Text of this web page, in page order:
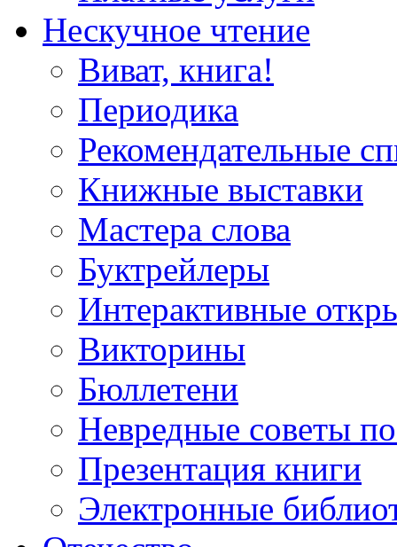
Нескучное чтение
Виват, книга!
Периодика
Рекомендательные
Книжные выставки
Мастера слова
Буктрейлеры
Интерактивные
Викторины
Бюллетени
Невредные советы
Презентация книги
Электронные